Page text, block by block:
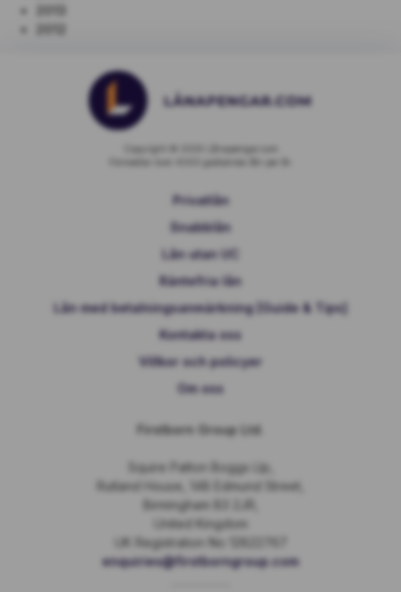
Privatlån
Snabblån
Lån utan UC
Räntefria lån
Lån med betalningsanmärkning [Guide & Tips]
Kontakta oss
Villkor och policyer
Om oss
Firstborn Group Ltd.
Squire Patton Boggs Llp,
Rutland House, 148 Edmund Street,
Birmingham B3 2JR,
United Kingdom
UK Registration No 12822767
enquiries@firstborngroup.com